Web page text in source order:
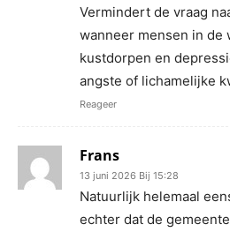
Vermindert de vraag
wanneer mensen in de
kustdorpen en
angste of lichamelijke
Reageer
Frans
13 juni 2026 Bij 15:28
Natuurlijk helemaal
echter dat de